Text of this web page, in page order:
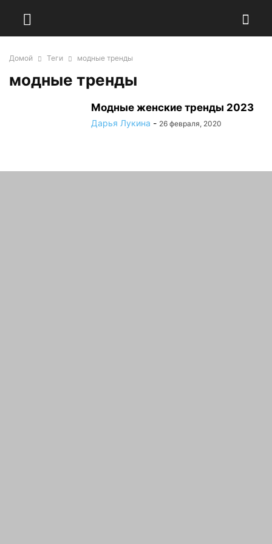
Домой Теги модные тренды
модные тренды
Модные женские тренды 2023
Дарья Лукина - 26 февраля, 2020